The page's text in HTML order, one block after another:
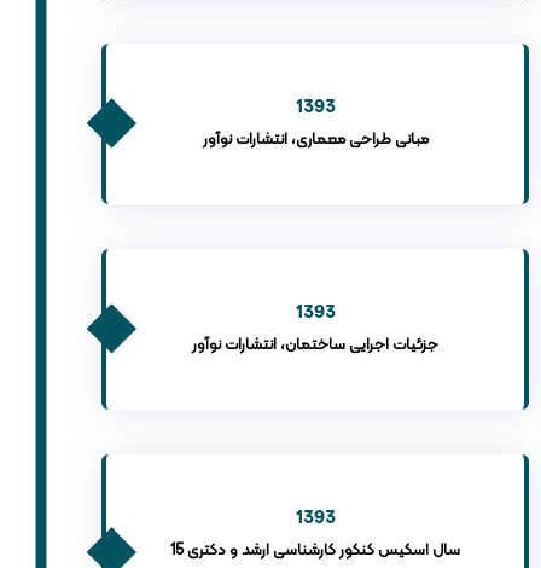
1393
مبانی طراحی معماری، انتشارات نوآور
1393
جزئیات اجرایی ساختمان، انتشارات نوآور
1393
15 سال اسکیس کنکور کارشناسی ارشد و دکتری